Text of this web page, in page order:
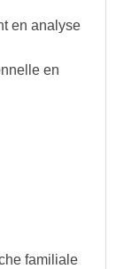
en analyse
en
familiale